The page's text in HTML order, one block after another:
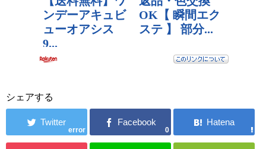
シェアする
error 0